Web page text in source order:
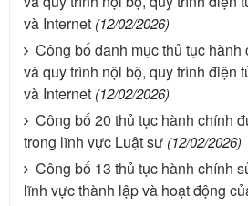
và Internet (12/02/2026)
Công bố danh mục thủ tục
và quy trình nội bộ, quy trình điện
và Internet (12/02/2026)
Công bố 20 thủ tục hành chính
trong lĩnh vực Luật sư (12/02/2026)
Công bố 13 thủ tục hành chính
lĩnh vực thành lập và hoạt động